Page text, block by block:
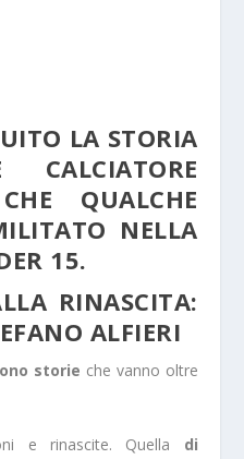
LA STORIA
QUALCHE
NELLA
15.
RINASCITA:
ALFIERI
storie che vanno oltre
e rinascite. Quella di